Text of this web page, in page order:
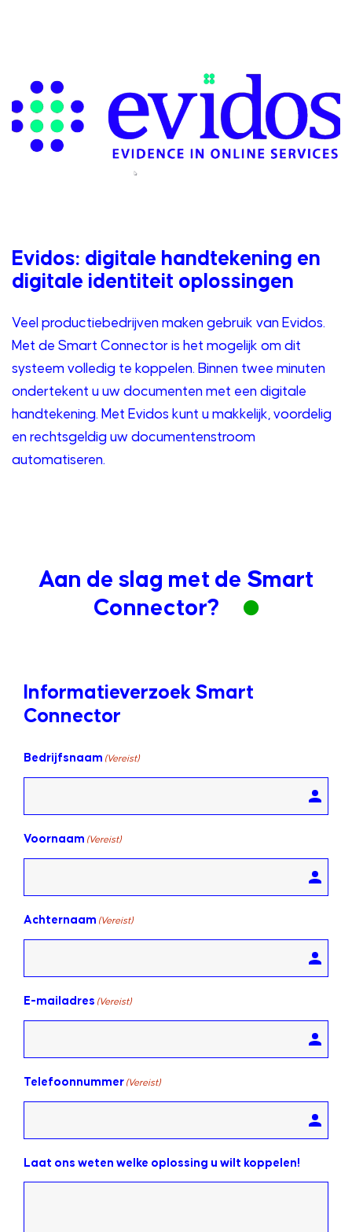
Evidos: digitale handtekening en
digitale identiteit oplossingen
Veel productiebedrijven maken gebruik van Evidos.
Met de Smart Connector is het mogelijk om dit
systeem volledig te koppelen. Binnen twee minuten
ondertekent u uw documenten met een digitale
handtekening. Met Evidos kunt u makkelijk, voordelig
en rechtsgeldig uw documentenstroom
automatiseren.
Aan de slag met de Smart
Connector?
Informatieverzoek Smart
Connector
Bedrijfsnaam (Vereist)
Voornaam (Vereist)
Achternaam (Vereist)
E-mailadres (Vereist)
Telefoonnummer (Vereist)
Laat ons weten welke oplossing u wilt koppelen!